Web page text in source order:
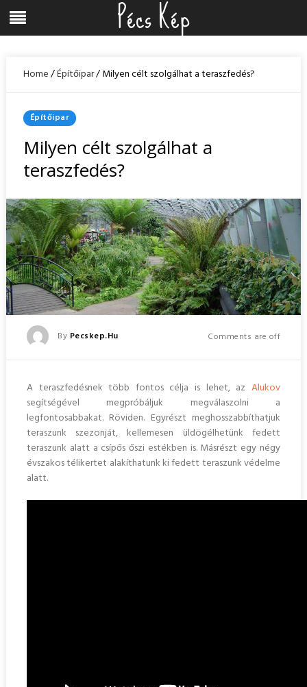
content
Menu Pécs Kép
Home/Építőipar/Milyen célt szolgálhat a teraszfedés?
Posted
In
Építőipar
Milyen célt szolgálhat a
teraszfedés?
Posted
By Pecskep.hu
On
Comments are off
A teraszfedésnek több fontos célja is lehet, azAlukov
segítségével megpróbáljuk megválaszolni a
legfontosabbakat. Röviden. Egyrészt meghosszabbíthatjuk
teraszunk szezonját, kellemesen üldögélhetünk fedett
teraszunk alatt a csípős őszi estékben is. Másrészt egy négy
évszakos télikertet alakíthatunk ki fedett teraszunk védelme
alatt.